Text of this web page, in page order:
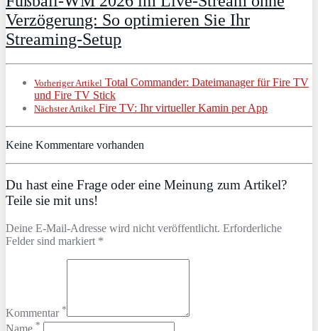
Verzögerung: So optimieren Sie Ihr
Streaming-Setup
Vorheriger Artikel Total Commander: Dateimanager für Fire TV
und Fire TV Stick
Nächster Artikel Fire TV: Ihr virtueller Kamin per App
Keine Kommentare vorhanden
Du hast eine Frage oder eine Meinung zum Artikel?
Teile sie mit uns!
Deine E-Mail-Adresse wird nicht veröffentlicht. Erforderliche
Felder sind markiert *
Kommentar *
*